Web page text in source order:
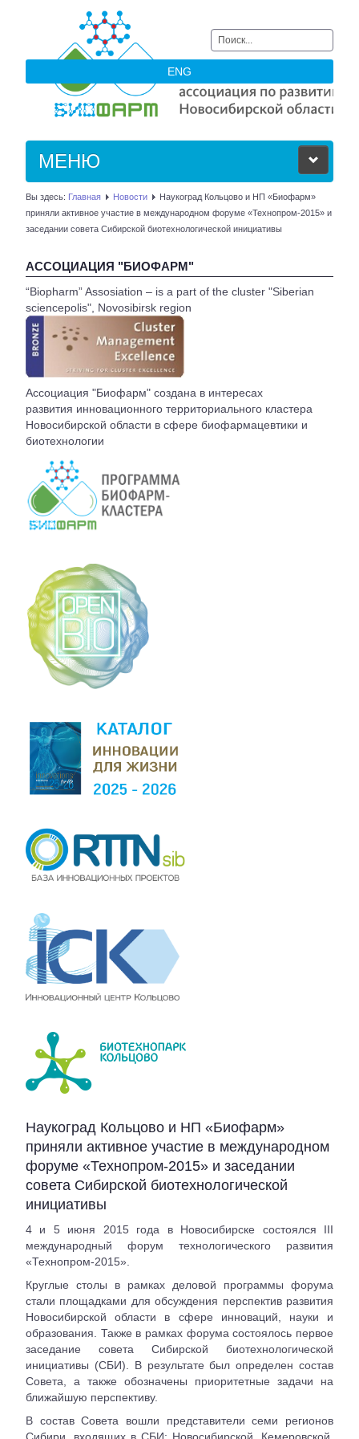
Искать...
ENG
МЕНЮ
ОБ АССОЦИАЦИИ
НОВОСТИ
АКТУАЛЬНОЕ
ВСТУПЛЕНИЕ
КОНТАКТЫ
БЮРО АССОЦИАЦИИ
Вы здесь: Главная Новости
Наукоград Кольцово и НП «Биофарм»
приняли активное участие в международном форуме «Технопром-2015» и
заседании совета Сибирской биотехнологической инициативы
АССОЦИАЦИЯ "БИОФАРМ"
“Biopharm” Assosiation – is a part of the cluster "Siberian
sciencepolis", Novosibirsk region
Ассоциация "Биофарм" создана в интересах
развития инновационного территориального кластера
Новосибирской области в сфере биофармацевтики и
биотехнологии
Наукоград Кольцово и НП «Биофарм»
приняли активное участие в международном
форуме «Технопром-2015» и заседании
совета Сибирской биотехнологической
инициативы
4 и 5 июня 2015 года в Новосибирске состоялся III
международный форум технологического развития
«Технопром-2015».
Круглые столы в рамках деловой программы форума
стали площадками для обсуждения перспектив развития
Новосибирской области в сфере инноваций, науки и
образования. Также в рамках форума состоялось первое
заседание совета Сибирской биотехнологической
инициативы (СБИ). В результате был определен состав
Совета, а также обозначены приоритетные задачи на
ближайшую перспективу.
В состав Совета вошли представители семи регионов